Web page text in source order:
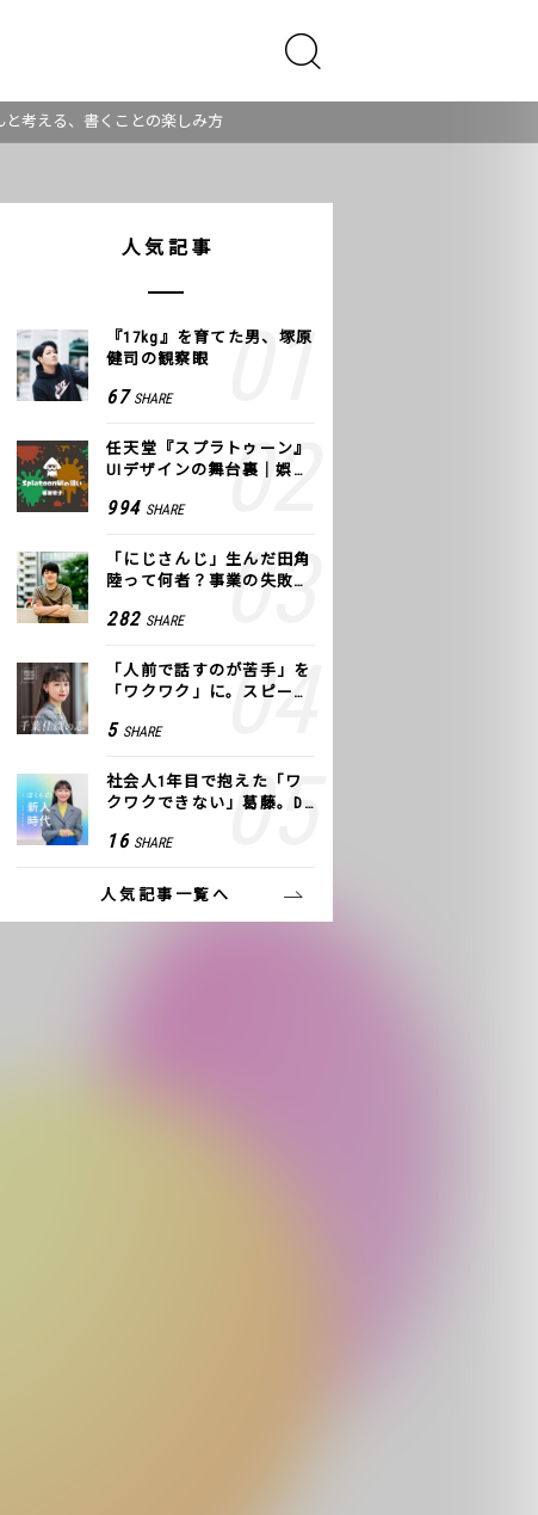
考える、書くことの楽しみ方
人気記事
『17kg』を育てた男、塚原
健司の観察眼
67 SHARE
任天堂『スプラトゥーン』
UIデザインの舞台裏｜娯楽
994 SHARE
「にじさんじ」生んだ田角
陸って何者？事業の失敗
COLOR
282 SHARE
「人前で話すのが苦手」を
「ワクワク」に。スピーチ
方トレーニング」に込めた
5 SHARE
社会人1年目で抱えた「ワ
クワクできない」葛藤。De
つけた、私の生きる道
16 SHARE
人気記事一覧へ